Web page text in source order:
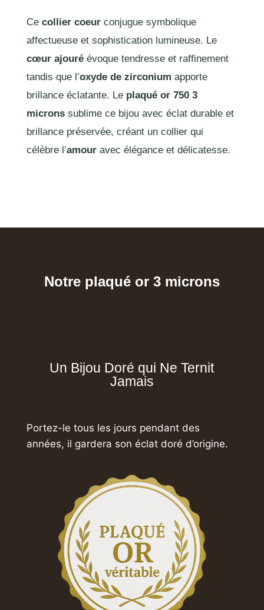
Ce collier coeurconjugue symbolique
affectueuse et sophistication lumineuse. Le
cœur ajouréévoque tendresse et raffinement
tandis que l’oxyde de zirconium apporte
brillance éclatante. Le plaqué or 750 3
micronssublime ce bijou avec éclat durable et
brillance préservée, créant un collier qui
célèbre l’amouravec élégance et délicatesse.
Notre plaqué or 3 microns
Un Bijou Doré qui Ne Ternit
Jamais
Portez-le tous les jours pendant des
années, il gardera son éclat doré d’origine.